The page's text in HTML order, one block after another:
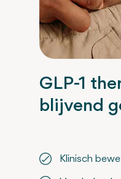
Klinisch
GLP-1
blijvend